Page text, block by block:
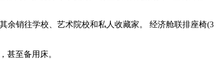
销往学校、艺术院校和私人收藏家。 经济舱联排座椅(3
至备用床。